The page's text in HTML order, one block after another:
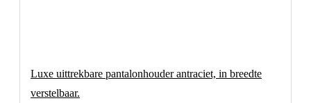
Luxe uittrekbare pantalonhouder antraciet, in breedte
verstelbaar.